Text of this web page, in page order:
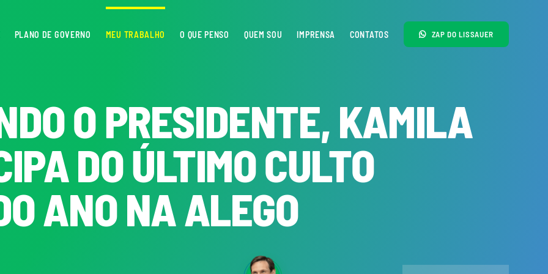
PLANO DE GOVERNO MEU TRABALHO O QUE PENSO QUEM SOU IMPRENSA CONTATOS ZAP DO LISSAUER
O PRESIDENTE, KAMILA
DO ÚLTIMO CULTO
ANO NA ALEGO